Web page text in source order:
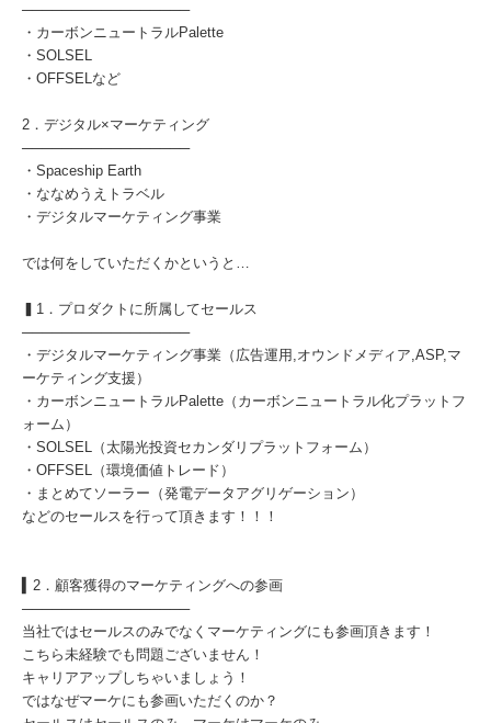
─────────────────
・カーボンニュートラルPalette
・SOLSEL
・OFFSELなど
2．デジタル×マーケティング
─────────────────
・Spaceship Earth
・ななめうえトラベル
・デジタルマーケティング事業
では何をしていただくかというと…
▍1．プロダクトに所属してセールス
─────────────────
・デジタルマーケティング事業（広告運用,オウンドメディア,ASP,マ
ーケティング支援）
・カーボンニュートラルPalette（カーボンニュートラル化プラットフ
ォーム）
・SOLSEL（太陽光投資セカンダリプラットフォーム）
・OFFSEL（環境価値トレード）
・まとめてソーラー（発電データアグリゲーション）
などのセールスを行って頂きます！！！
▍2．顧客獲得のマーケティングへの参画
─────────────────
当社ではセールスのみでなくマーケティングにも参画頂きます！
こちら未経験でも問題ございません！
キャリアアップしちゃいましょう！
ではなぜマーケにも参画いただくのか？